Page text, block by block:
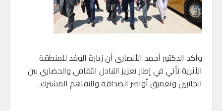
وأكد الدكتور أحمد الأنصاري أن زيارة الوفد للمنطقة
الأثرية تأتي في إطار تعزيز التبادل الثقافي والحضاري بين
الجانبين وتعميق أواصر الصداقة والتفاهم المشترك .